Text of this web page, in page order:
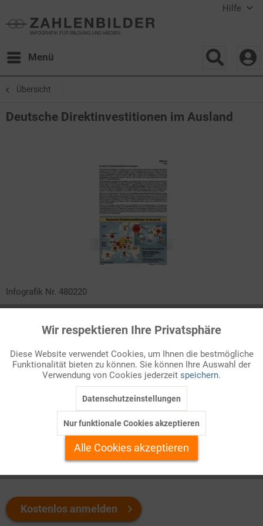
Hilfe
Menü
Übersicht
Deutsche Direktinvestitionen im Ausland
Infografik Nr. 480220
zunehmend im Ausland investiert, und zwar meist in Ländern,
Weltkarte ist ablesbar, wie sich die deutschen
Direktinvestitionen auf die wichtigsten Partnerländer – allen
voran die EU-Nachbarn, die USA und China – verteilen.
Welchen Download brauchen Sie?
Kostenlos anmelden
Funktionale Aktiv
Marketing Inaktiv
Personalisierung Inaktiv
Service
Wir respektieren Ihre Privatsphäre
Diese Website verwendet Cookies, um Ihnen die bestmögliche
Funktionalität bieten zu können. Sie können Ihre Auswahl der
Verwendung von Cookies jederzeit speichern.
Datenschutzeinstellungen
Nur funktionale Cookies akzeptieren
Alle Cookies akzeptieren